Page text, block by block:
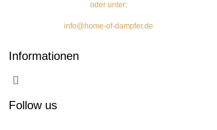
oder unter:
info@home-of-dampfer.de
Informationen
Follow us